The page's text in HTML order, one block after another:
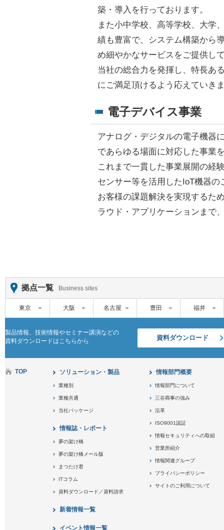
築・導入を行っております。
また小中学校、高等学校、大学
績も豊富で、システム構築から
め細やかなサービスをご提供し
当社の総合力を発揮し、特長あ
にご満足頂けるよう応えていき
電子デバイス事業
アナログ・デジタルの電子機器
であらゆる場面に対応した事業
これまで一貫した事業展開の経
センサー等を活用したIoT機器の
お客様の課題解決を実現するた
ラウド・アプリケーションまで
拠点一覧 Business sites
東京 大阪 名古屋 豊田 福井
製品情報、技術情報やセミナー講演などの
資料ダウンロードはこちらから
資料ダウンロード
TOP ソリューション・製品
業種別
業種共通
当社パッケージ
情報誌・レポート
夢の架け橋
夢の架け橋メール版
まつたけ君
ITコラム
資料ダウンロード／資料請求
新着情報一覧
イベント情報一覧
情報部門概要
情報部門について
三谷商事の強み
沿革
ISO9001認証
情報セキュリティへの取組
営業所紹介
情報関連グループ
プライバシーポリシー
サイトのご利用について